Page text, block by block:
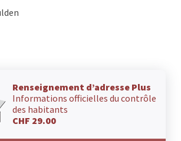
Renseignement d’adresse Plus
Informations officielles du contrôle
des habitants
CHF 29.00